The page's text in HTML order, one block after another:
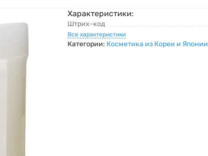
Характеристики:
Штрих-код
Все характеристики
Категории: Косметика из Кореи и Японии